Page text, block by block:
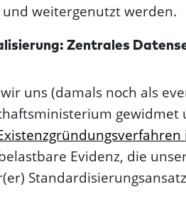
weitergenutzt werden.
Zentrales
uns (damals noch als
gewidmet
Evidenz, die